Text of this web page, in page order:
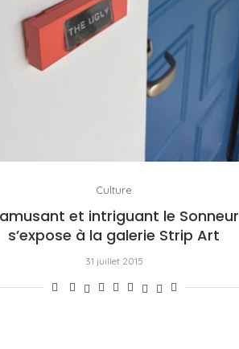
Culture
et intriguant le Sonneur
s’expose à la galerie Strip Art
31 juillet 2015